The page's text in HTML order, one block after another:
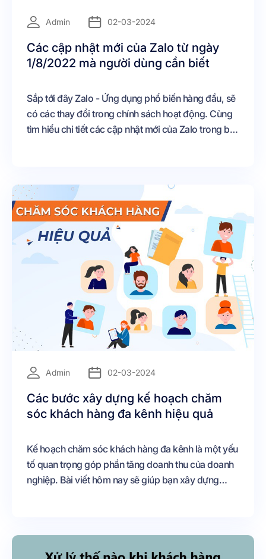
Admin 02-03-2024
Các cập nhật mới của Zalo từ ngày
1/8/2022 mà người dùng cần biết
Sắp tới đây Zalo - Ứng dụng phổ biến hàng đầu, sẽ
có các thay đổi trong chính sách hoạt động. Cùng
tìm hiểu chi tiết các cập nhật mới của Zalo trong bài
Admin 02-03-2024
Các bước xây dựng kế hoạch chăm
sóc khách hàng đa kênh hiệu quả
Kế hoạch chăm sóc khách hàng đa kênh là một yếu
tố quan trọng góp phần tăng doanh thu của doanh
nghiệp. Bài viết hôm nay sẽ giúp bạn xây dựng